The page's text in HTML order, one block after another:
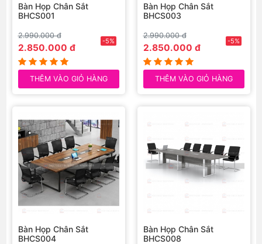
Bàn Họp Chân Sắt
BHCS001
2.990.000 đ
2.850.000 đ
-5%
THÊM VÀO GIỎ HÀNG
Bàn Họp Chân Sắt
BHCS003
2.990.000 đ
2.850.000 đ
-5%
THÊM VÀO GIỎ HÀNG
Bàn Họp Chân Sắt
BHCS004
Bàn Họp Chân Sắt
BHCS008